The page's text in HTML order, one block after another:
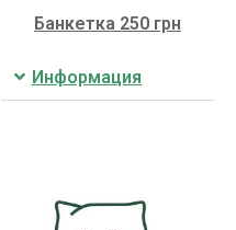
Банкетка 250 грн
Информация